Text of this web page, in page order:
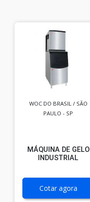
WOC DO BRASIL / SÃO
PAULO - SP
MÁQUINA DE GELO
INDUSTRIAL
Cotar agora